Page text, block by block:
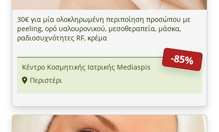
30€ για μία ολοκληρωμένη περιποίηση προσώπου με
peeling, ορό υαλουρονικού, μεσοθεραπεία, μάσκα,
ραδιοσυχνότητες RF, κρέμα
-85%
Κέντρο Κοσμητικής Ιατρικής Mediaspis
Περιστέρι